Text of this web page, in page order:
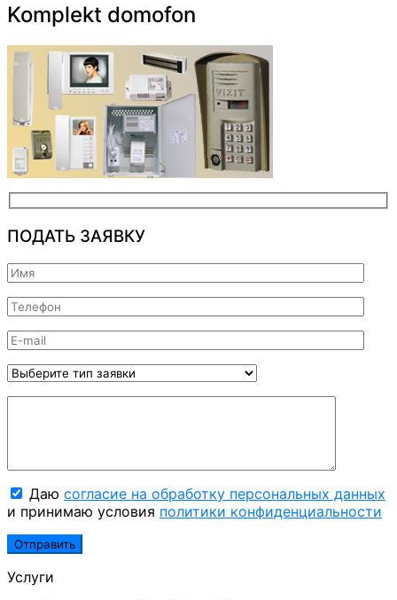
Komplekt domofon
ПОДАТЬ ЗАЯВКУ
Даю согласие на обработку персональных данных
и принимаю условия политики конфиденциальности
Услуги